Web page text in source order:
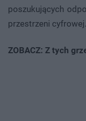
poszukujących
przestrzeni cyfrowej.
ZOBACZ: Z tych